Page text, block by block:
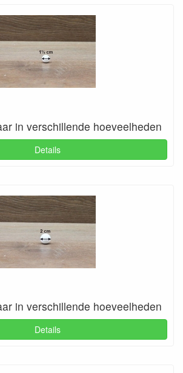
in verschillende hoeveelheden
Details
in verschillende hoeveelheden
Details